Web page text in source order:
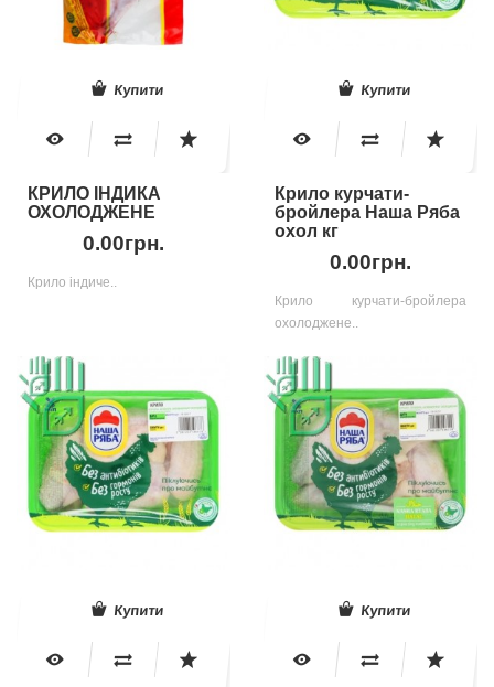
Купити
КРИЛО ІНДИКА
ОХОЛОДЖЕНЕ
0.00грн.
Крило індиче..
Купити
Крило курчати-
бройлера Наша Ряба
охол кг
0.00грн.
Крило курчати-бройлера
охолоджене..
Купити Купити